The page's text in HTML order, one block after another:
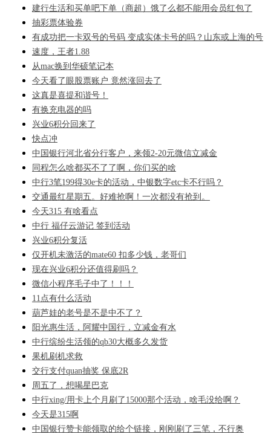
建行生活和买单吧下单（商超）饿了么都不能用会员红包了
抽彩票体验券
有成功把一卡双号的号码 变成实体卡号的吗？山东或上海的号
速度，王者1.88
从mac换到华硕笔记本
今天看了眼股票账户 竟然涨回去了
这真是喜提和谐号！
有换充电器的吗
兴业6积分回来了
快点冲
中国银行河北省分行客户，来领2-20元微信立减金
同程怎么啥都买不了了啊，你们买的啥
中行3笔199得30e卡的活动，中银数字etc卡不行吗？
交通最红星期五。好难抢啊！一次都没有抢到。
今天315 有啥看点
中行 福仔云游记 签到活动
兴业6积分复活
仅开机未激活的mate60 扣多少钱，老哥们
现在兴业6积分还值得刷吗？
微信小程序毛子中了！！！
11点有什么活动
葫芦娃的老号是不是中不了？
阳光惠生活，阿耀中国行，立减金有水
中行缤纷生活领的qb30大概多久发货
果机刷机求救
交行支付quan抽奖 保底2R
周五了，想喝星巴克
中行xing/用卡上个月刷了15000那个活动，啥毛没给啊？
今天是315啊
中国银行赞卡能领取的给个链接，刚刚刷了三笔，不行奥